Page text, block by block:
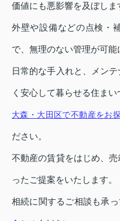
価値にも悪影響を及ぼしま
外壁や設備などの点検・
で、無理のない管理が可能
日常的な手入れと、メン
く安心して暮らせる住まい
大森・大田区で不動産をお
ださい。
不動産の賃貸をはじめ、
ったご提案をいたします。
相続に関するご相談も承